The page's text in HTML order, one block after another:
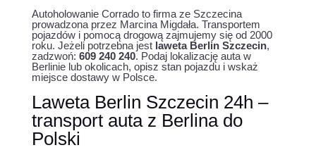
Autoholowanie Corrado to firma ze Szczecina
prowadzona przez Marcina Migdała. Transportem
pojazdów i pomocą drogową zajmujemy się od 2000
roku. Jeżeli potrzebna jest laweta Berlin Szczecin,
zadzwoń: 609 240 240. Podaj lokalizację auta w
Berlinie lub okolicach, opisz stan pojazdu i wskaż
miejsce dostawy w Polsce.
Laweta Berlin Szczecin 24h –
transport auta z Berlina do
Polski